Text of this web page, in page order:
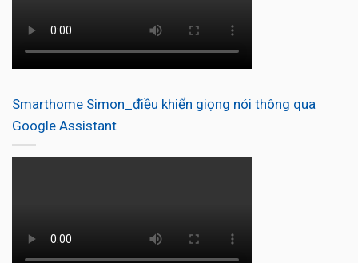
Smarthome Simon_điều khiển giọng nói thông qua
Google Assistant